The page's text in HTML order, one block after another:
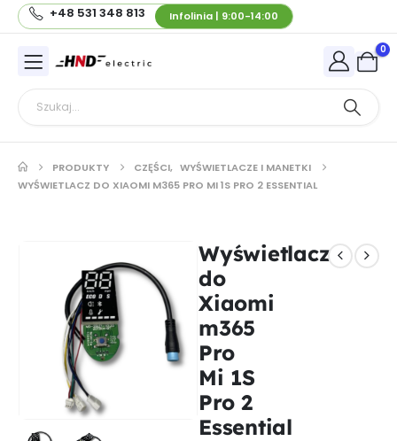
+48 531 348 813 Infolinia | 9:00-14:00
0
PRODUKTY CZĘŚCI, WYŚWIETLACZE I MANETKI
WYŚWIETLACZ DO XIAOMI M365 PRO MI 1S PRO 2 ESSENTIAL
Wyświetlacz
do
Xiaomi
m365
Pro
Mi 1S
Pro 2
Essential